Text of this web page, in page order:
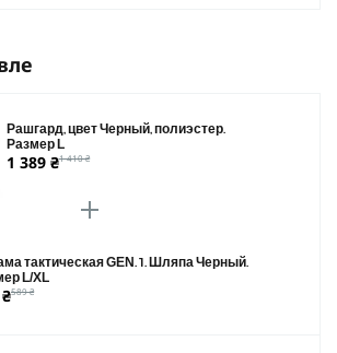
Рашгард, цвет Черный, полиэстер.
Размер L
1 389 ₴1 410 ₴
тактическая GEN. 1. Шляпа Черный.
L/XL
589 ₴